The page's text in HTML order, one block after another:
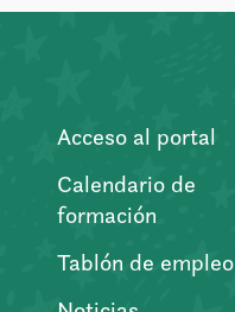
Acceso al portal
Calendario de
formación
Tablón de empleo